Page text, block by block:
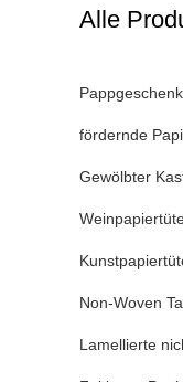
Alle
fördernde
Gewölbter
Non-Woven
Lamellierte